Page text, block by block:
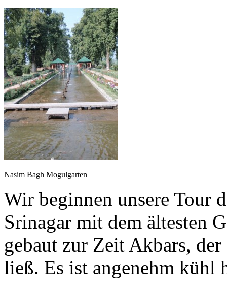
Nasim Bagh Mogulgarten
Wir beginnen unsere Tour
Srinagar mit dem ältesten
gebaut zur Zeit Akbars,
ließ. Es ist angenehm kühl